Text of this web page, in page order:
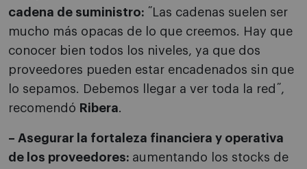
cadena de suministro: ˝Las cadenas suelen ser
mucho más opacas de lo que creemos. Hay que
conocer bien todos los niveles, ya que dos
proveedores pueden estar encadenados sin que
lo sepamos. Debemos llegar a ver toda la red˝,
recomendó Ribera.
– Asegurar la fortaleza financiera y operativa
de los proveedores: aumentando los stocks de